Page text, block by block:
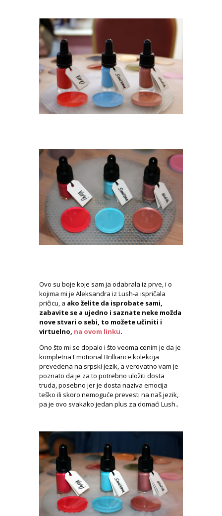
Ovo su boje koje sam ja odabrala iz prve, i o
kojima mi je Aleksandra iz Lush-a ispričala
pričicu, a ako želite da isprobate sami,
zabavite se a ujedno i saznate neke možda
nove stvari o sebi, to možete učiniti i
virtuelno, na ovom linku.
Ono što mi se dopalo i što veoma cenim je da je
kompletna Emotional Brilliance kolekcija
prevedena na srpski jezik, a verovatno vam je
poznato da je za to potrebno uložiti dosta
truda, posebno jer je dosta naziva emocija
teško ili skoro nemoguće prevesti na naš jezik,
pa je ovo svakako jedan plus za domaći Lush..